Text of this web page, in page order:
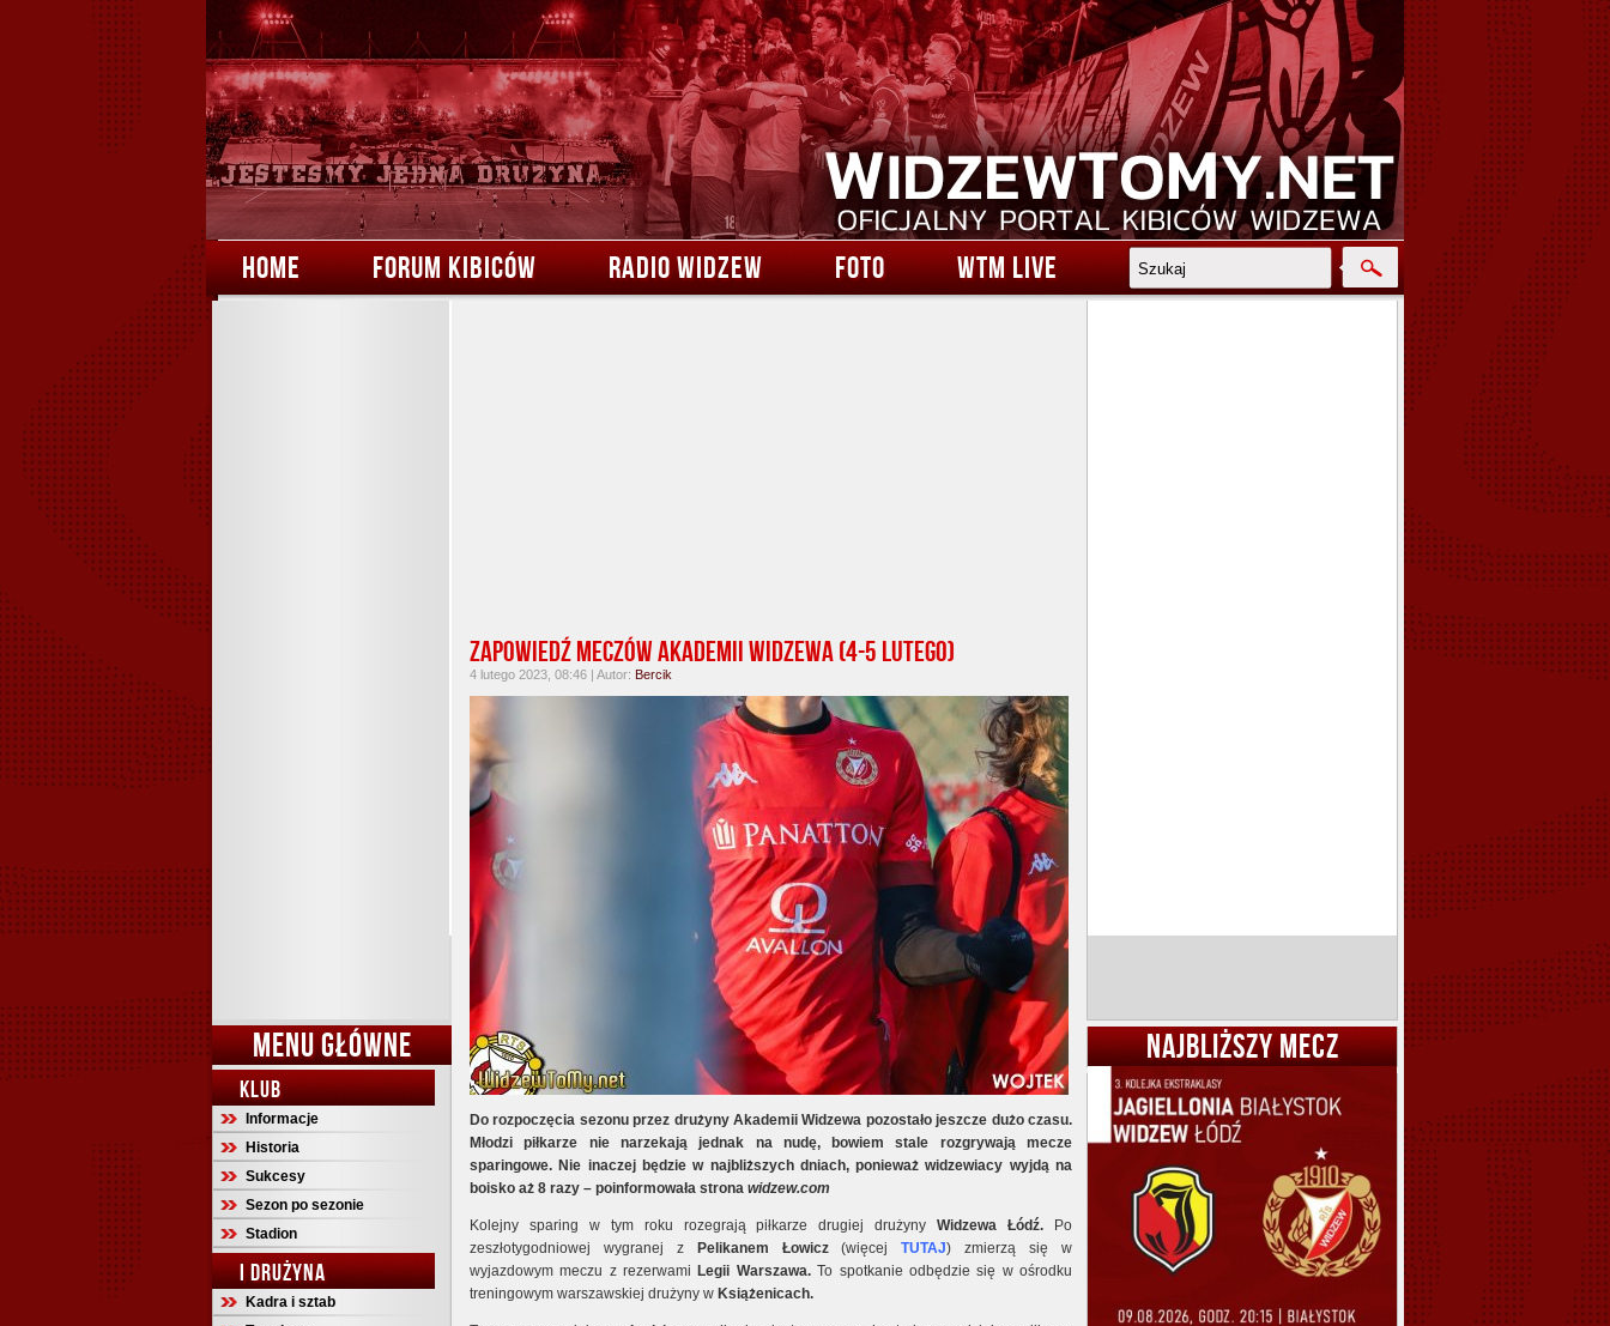
HOME FORUM KIBICÓW RADIO WIDZEW FOTO WTM LIVE
MENU GŁÓWNE
KLUB
Informacje
Historia
Sukcesy
Sezon po sezonie
Stadion
I DRUŻYNA
Kadra i sztab
Zapowiedź meczów Akademii Widzewa (4-5 lutego)
4 lutego 2023, 08:46 | Autor: Bercik
Do rozpoczęcia sezonu przez drużyny Akademii Widzewa pozostało jeszcze dużo czasu.
Młodzi piłkarze nie narzekają jednak na nudę, bowiem stale rozgrywają mecze
sparingowe. Nie inaczej będzie w najbliższych dniach, ponieważ widzewiacy wyjdą na
boisko aż 8 razy – poinformowała strona widzew.com
Kolejny sparing w tym roku rozegrają piłkarze drugiej drużynyWidzewa Łódź. Po
zeszłotygodniowej wygranej z
Pelikanem Łowicz(więcej TUTAJ) zmierzą się w
wyjazdowym meczu z rezerwami Legii Warszawa.To spotkanie odbędzie się w ośrodku
treningowym warszawskiej drużyny w Książenicach.
NAJBLIŻSZY MECZ